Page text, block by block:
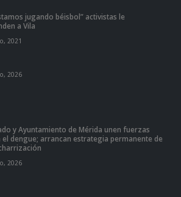
jugando béisbol” activistas le
a Vila
2021
2026
y Ayuntamiento de Mérida unen fuerzas
el dengue; arrancan estrategia permanente de
2026